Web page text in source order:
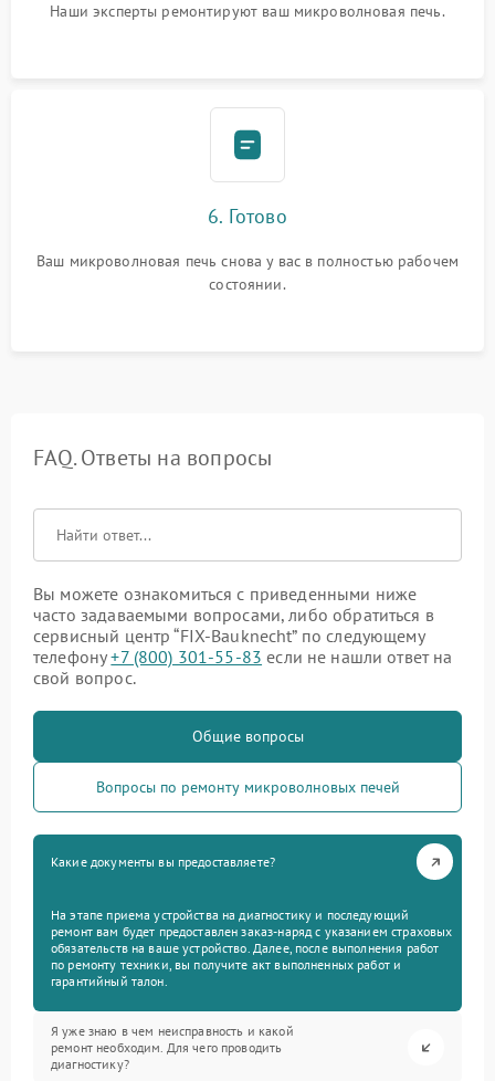
Наши эксперты ремонтируют ваш микроволновая печь.
6. Готово
Ваш микроволновая печь снова у вас в полностью рабочем
состоянии.
FAQ. Ответы на вопросы
Вы можете ознакомиться с приведенными ниже
часто задаваемыми вопросами, либо обратиться в
сервисный центр “FIX-Bauknecht” по следующему
телефону+7 (800) 301-55-83 если не нашли ответ на
свой вопрос.
Общие вопросы
Вопросы по ремонту микроволновых печей
Какие документы вы предоставляете?
На этапе приема устройства на диагностику и последующий
ремонт вам будет предоставлен заказ-наряд с указанием страховых
обязательств на ваше устройство. Далее, после выполнения работ
по ремонту техники, вы получите акт выполненных работ и
гарантийный талон.
Я уже знаю в чем неисправность и какой
ремонт необходим. Для чего проводить
диагностику?